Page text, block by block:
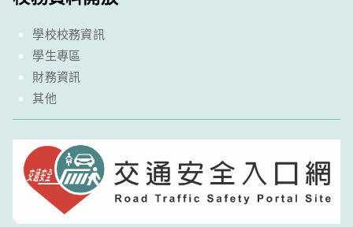
學校校務資訊
學生專區
財務資訊
其他